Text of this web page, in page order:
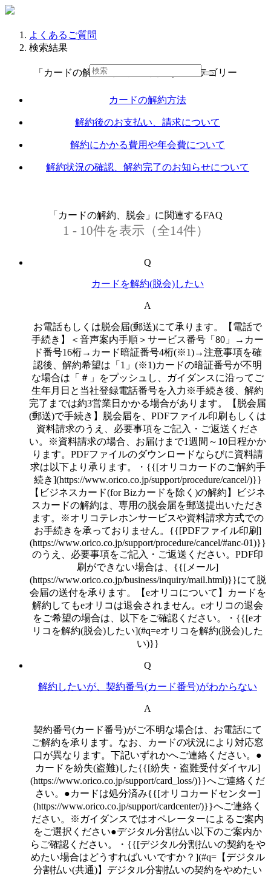
よくあるご質問
検索結果
「カードの解約、脱会」に関連するカテゴリー
カードの解約方法
解約後のお支払い、請求について
解約にかかる費用や年会費について
解約状況の確認、解約完了のお知らせについて
「カードの解約、脱会」に関連するFAQ
1 - 10件を表示（全14件）
Q
カードを解約(脱会)したい
A
お電話もしくは脱会届(郵送)にて承ります。【電話で
手続き】＜音声案内手順＞サービス番号「80」→カー
ド番号16桁→カード暗証番号4桁(※1)→注意事項を確
認後、解約希望は「1」(※1)カードの暗証番号が不明
な場合は「＃」をプッシュし、ガイダンスに沿ってご
生年月日と当社登録電話番号を入力※手続き後、解約
完了までは約3営業日かかる場合があります。【脱会届
(郵送)で手続き】脱会届を、PDFファイル印刷もしくは
資料請求のうえ、必要事項をご記入・ご返送くださ
い。※資料請求の場合、お届けまで1週間～10日程かか
ります。PDFファイルのダウンロードならびに資料請
求は以下より承ります。・{{[オリコカードのご解約手
続き](https://www.orico.co.jp/support/procedure/cancel/)}}
【ビジネスカード(for Bizカードを除く)の解約】ビジネ
スカードの解約は、専用の脱会届を郵送提出いただき
ます。※オリコテレホンサービスや資料請求方式での
お手続きを承っておりません。{{[PDFファイル印刷]
(https://www.orico.co.jp/support/procedure/cancel/#anc-01)}}
のうえ、必要事項をご記入・ご返送ください。PDF印
刷ができない場合は、{{[メール]
(https://www.orico.co.jp/business/inquiry/mail.html)}}にて脱
会届の送付を承ります。【eオリコについて】カードを
解約してもeオリコは退会されません。eオリコの退会
をご希望の場合は、以下をご確認ください。・{{[eオ
リコを解約(脱会)したい](#q=eオリコを解約(脱会)した
い)}}
Q
解約したいが、契約番号(カード番号)がわからない
A
契約番号(カード番号)がご不明な場合は、お電話にて
ご解約を承ります。なお、カードの状況により対応窓
口が異なります。下記いずれかへご連絡ください。●
カードを紛失(盗難)した{{[紛失・盗難受付ダイヤル]
(https://www.orico.co.jp/support/card_loss/)}}へご連絡くだ
さい。●カードは処分済み{{[オリコカードセンター]
(https://www.orico.co.jp/support/cardcenter/)}}へご連絡く
ださい。※ガイダンスではオペレーターによるご案内
をご選択ください●デジタル分割払い以下のご案内か
らご確認ください。・{{[デジタル分割払いの契約をや
めたい場合はどうすればいいですか？](#q=【デジタル
分割払い(共通)】デジタル分割払いの契約をやめたい